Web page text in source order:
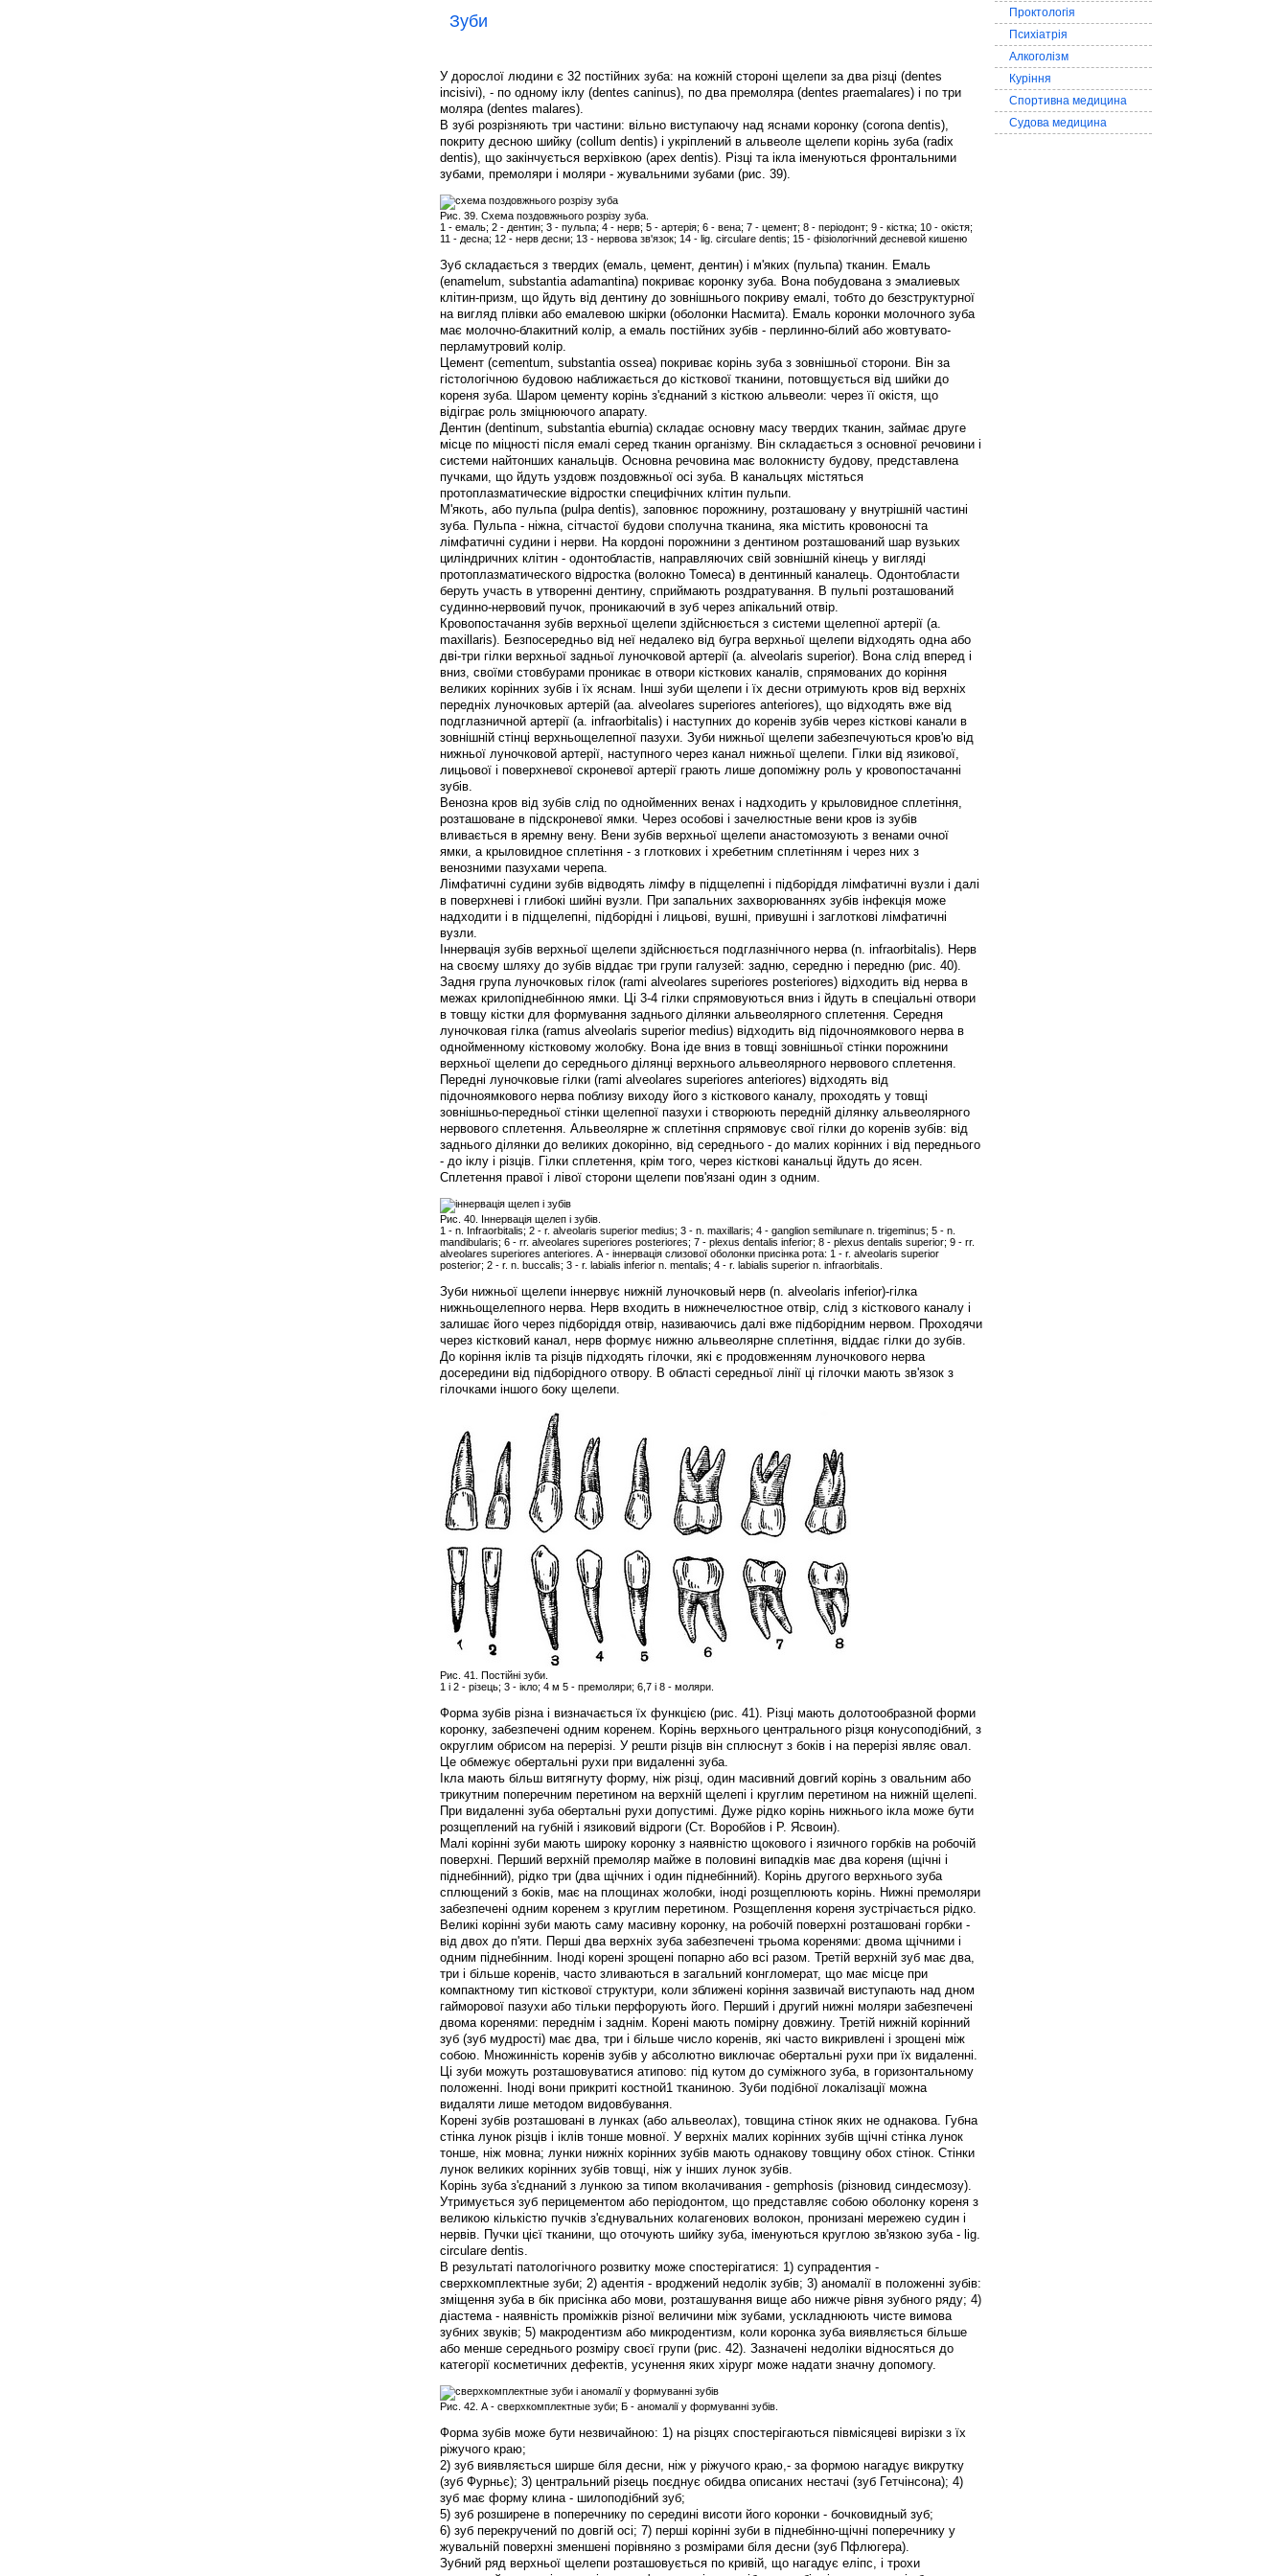
Зуби
У дорослої людини є 32 постійних зуба: на кожній стороні щелепи за два різці (dentes
incisivi), - по одному іклу (dentes caninus), по два премоляра (dentes praemalares) і по три
моляра (dentes malares).
В зубі розрізняють три частини: вільно виступаючу над яснами коронку (corona dentis),
покриту десною шийку (collum dentis) і укріплений в альвеоле щелепи корінь зуба (radix
dentis), що закінчується верхівкою (apex dentis). Різці та ікла іменуються фронтальними
зубами, премоляри і моляри - жувальними зубами (рис. 39).
Рис. 39. Схема поздовжнього розрізу зуба.
1 - емаль; 2 - дентин; 3 - пульпа; 4 - нерв; 5 - артерія; 6 - вена; 7 - цемент; 8 - періодонт; 9 - кістка; 10 - окістя;
11 - десна; 12 - нерв десни; 13 - нервова зв'язок; 14 - lig. circulare dentis; 15 - фізіологічний десневой кишеню
Зуб складається з твердих (емаль, цемент, дентин) і м'яких (пульпа) тканин. Емаль
(enamelum, substantia adamantina) покриває коронку зуба. Вона побудована з эмалиевых
клітин-призм, що йдуть від дентину до зовнішнього покриву емалі, тобто до безструктурної
на вигляд плівки або емалевою шкірки (оболонки Насмита). Емаль коронки молочного зуба
має молочно-блакитний колір, а емаль постійних зубів - перлинно-білий або жовтувато-
перламутровий колір.
Цемент (cementum, substantia ossea) покриває корінь зуба з зовнішньої сторони. Він за
гістологічною будовою наближається до кісткової тканини, потовщується від шийки до
кореня зуба. Шаром цементу корінь з'єднаний з кісткою альвеоли: через її окістя, що
відіграє роль зміцнюючого апарату.
Дентин (dentinum, substantia eburnia) складає основну масу твердих тканин, займає друге
місце по міцності після емалі серед тканин організму. Він складається з основної речовини і
системи найтонших канальців. Основна речовина має волокнисту будову, представлена
пучками, що йдуть уздовж поздовжньої осі зуба. В канальцях містяться
протоплазматические відростки специфічних клітин пульпи.
М'якоть, або пульпа (pulpa dentis), заповнює порожнину, розташовану у внутрішній частині
зуба. Пульпа - ніжна, сітчастої будови сполучна тканина, яка містить кровоносні та
лімфатичні судини і нерви. На кордоні порожнини з дентином розташований шар вузьких
циліндричних клітин - одонтобластів, направляючих свій зовнішній кінець у вигляді
протоплазматического відростка (волокно Томеса) в дентинный каналець. Одонтобласти
беруть участь в утворенні дентину, сприймають роздратування. В пульпі розташований
судинно-нервовий пучок, проникаючий в зуб через апікальний отвір.
Кровопостачання зубів верхньої щелепи здійснюється з системи щелепної артерії (a.
maxillaris). Безпосередньо від неї недалеко від бугра верхньої щелепи відходять одна або
дві-три гілки верхньої задньої луночковой артерії (а. alveolaris superior). Вона слід вперед і
вниз, своїми стовбурами проникає в отвори кісткових каналів, спрямованих до коріння
великих корінних зубів і їх яснам. Інші зуби щелепи і їх десни отримують кров від верхніх
передніх луночковых артерій (аа. alveolares superiores anteriores), що відходять вже від
подглазничной артерії (a. infraorbitalis) і наступних до коренів зубів через кісткові канали в
зовнішній стінці верхньощелепної пазухи. Зуби нижньої щелепи забезпечуються кров'ю від
нижньої луночковой артерії, наступного через канал нижньої щелепи. Гілки від язикової,
лицьової і поверхневої скроневої артерії грають лише допоміжну роль у кровопостачанні
зубів.
Венозна кров від зубів слід по однойменних венах і надходить у крыловидное сплетіння,
розташоване в підскроневої ямки. Через особові і зачелюстные вени кров із зубів
вливається в яремну вену. Вени зубів верхньої щелепи анастомозують з венами очної
ямки, а крыловидное сплетіння - з глоткових і хребетним сплетінням і через них з
венозними пазухами черепа.
Лімфатичні судини зубів відводять лімфу в підщелепні і підборіддя лімфатичні вузли і далі
в поверхневі і глибокі шийні вузли. При запальних захворюваннях зубів інфекція може
надходити і в підщелепні, підборідні і лицьові, вушні, привушні і заглоткові лімфатичні
вузли.
Іннервація зубів верхньої щелепи здійснюється подглазнічного нерва (n. infraorbitalis). Нерв
на своєму шляху до зубів віддає три групи галузей: задню, середню і передню (рис. 40).
Задня група луночковых гілок (rami alveolares superiores posteriores) відходить від нерва в
межах крилопіднебінною ямки. Ці 3-4 гілки спрямовуються вниз і йдуть в спеціальні отвори
в товщу кістки для формування заднього ділянки альвеолярного сплетення. Середня
луночковая гілка (ramus alveolaris superior medius) відходить від підочноямкового нерва в
однойменному кістковому жолобку. Вона іде вниз в товщі зовнішньої стінки порожнини
верхньої щелепи до середнього ділянці верхнього альвеолярного нервового сплетення.
Передні луночковые гілки (rami alveolares superiores anteriores) відходять від
підочноямкового нерва поблизу виходу його з кісткового каналу, проходять у товщі
зовнішньо-передньої стінки щелепної пазухи і створюють передній ділянку альвеолярного
нервового сплетення. Альвеолярне ж сплетіння спрямовує свої гілки до коренів зубів: від
заднього ділянки до великих докорінно, від середнього - до малих корінних і від переднього
- до іклу і різців. Гілки сплетення, крім того, через кісткові канальці йдуть до ясен.
Сплетення правої і лівої сторони щелепи пов'язані один з одним.
Рис. 40. Іннервація щелеп і зубів.
1 - n. Infraorbitalis; 2 - r. alveolaris superior medius; 3 - n. maxillaris; 4 - ganglion semilunare n. trigeminus; 5 - n.
mandibularis; 6 - rr. alveolares superiores posteriores; 7 - plexus dentalis inferior; 8 - plexus dentalis superior; 9 - rr.
alveolares superiores anteriores. А - іннервація слизової оболонки присінка рота: 1 - r. alveolaris superior
posterior; 2 - r. n. buccalis; 3 - r. labialis inferior n. mentalis; 4 - r. labialis superior n. infraorbitalis.
Зуби нижньої щелепи іннервує нижній луночковый нерв (n. alveolaris inferior)-гілка
нижньощелепного нерва. Нерв входить в нижнечелюстное отвір, слід з кісткового каналу і
залишає його через підборіддя отвір, називаючись далі вже підборідним нервом. Проходячи
через кістковий канал, нерв формує нижню альвеолярне сплетіння, віддає гілки до зубів.
До коріння іклів та різців підходять гілочки, які є продовженням луночкового нерва
досередини від підборідного отвору. В області середньої лінії ці гілочки мають зв'язок з
гілочками іншого боку щелепи.
Рис. 41. Постійні зуби.
1 і 2 - різець; 3 - ікло; 4 м 5 - премоляри; 6,7 і 8 - моляри.
Форма зубів різна і визначається їх функцією (рис. 41). Різці мають долотообразной форми
коронку, забезпечені одним коренем. Корінь верхнього центрального різця конусоподібний, з
округлим обрисом на перерізі. У решти різців він сплюснут з боків і на перерізі являє овал.
Це обмежує обертальні рухи при видаленні зуба.
Ікла мають більш витягнуту форму, ніж різці, один масивний довгий корінь з овальним або
трикутним поперечним перетином на верхній щелепі і круглим перетином на нижній щелепі.
При видаленні зуба обертальні рухи допустимі. Дуже рідко корінь нижнього ікла може бути
розщеплений на губній і язиковий відроги (Ст. Воробйов і Р. Ясвоин).
Малі корінні зуби мають широку коронку з наявністю щокового і язичного горбків на робочій
поверхні. Перший верхній премоляр майже в половині випадків має два кореня (щічні і
піднебінний), рідко три (два щічних і один піднебінний). Корінь другого верхнього зуба
сплющений з боків, має на площинах жолобки, іноді розщеплюють корінь. Нижні премоляри
забезпечені одним коренем з круглим перетином. Розщеплення кореня зустрічається рідко.
Великі корінні зуби мають саму масивну коронку, на робочій поверхні розташовані горбки -
від двох до п'яти. Перші два верхніх зуба забезпечені трьома коренями: двома щічними і
одним піднебінним. Іноді корені зрощені попарно або всі разом. Третій верхній зуб має два,
три і більше коренів, часто зливаються в загальний конгломерат, що має місце при
компактному тип кісткової структури, коли зближені коріння зазвичай виступають над дном
гайморової пазухи або тільки перфорують його. Перший і другий нижні моляри забезпечені
двома коренями: переднім і заднім. Корені мають помірну довжину. Третій нижній корінний
зуб (зуб мудрості) має два, три і більше число коренів, які часто викривлені і зрощені між
собою. Множинність коренів зубів у абсолютно виключає обертальні рухи при їх видаленні.
Ці зуби можуть розташовуватися атипово: під кутом до суміжного зуба, в горизонтальному
положенні. Іноді вони прикриті костной1 тканиною. Зуби подібної локалізації можна
видаляти лише методом видовбування.
Корені зубів розташовані в лунках (або альвеолах), товщина стінок яких не однакова. Губна
стінка лунок різців і іклів тонше мовної. У верхніх малих корінних зубів щічні стінка лунок
тонше, ніж мовна; лунки нижніх корінних зубів мають однакову товщину обох стінок. Стінки
лунок великих корінних зубів товщі, ніж у інших лунок зубів.
Корінь зуба з'єднаний з лункою за типом вколачивания - gemphosis (різновид синдесмозу).
Утримується зуб перицементом або періодонтом, що представляє собою оболонку кореня з
великою кількістю пучків з'єднувальних колагенових волокон, пронизані мережею судин і
нервів. Пучки цієї тканини, що оточують шийку зуба, іменуються круглою зв'язкою зуба - lig.
circulare dentis.
В результаті патологічного розвитку може спостерігатися: 1) супрадентия -
сверхкомплектные зуби; 2) адентія - вроджений недолік зубів; 3) аномалії в положенні зубів:
зміщення зуба в бік присінка або мови, розташування вище або нижче рівня зубного ряду; 4)
діастема - наявність проміжків різної величини між зубами, ускладнюють чисте вимова
зубних звуків; 5) макродентизм або микродентизм, коли коронка зуба виявляється більше
або менше середнього розміру своєї групи (рис. 42). Зазначені недоліки відносяться до
категорії косметичних дефектів, усунення яких хірург може надати значну допомогу.
Рис. 42. А - сверхкомплектные зуби; Б - аномалії у формуванні зубів.
Форма зубів може бути незвичайною: 1) на різцях спостерігаються півмісяцеві вирізки з їх
ріжучого краю;
2) зуб виявляється ширше біля десни, ніж у ріжучого краю,- за формою нагадує викрутку
(зуб Фурньє); 3) центральний різець поєднує обидва описаних нестачі (зуб Гетчінсона); 4)
зуб має форму клина - шилоподібний зуб;
5) зуб розширене в поперечнику по середині висоти його коронки - бочковидный зуб;
6) зуб перекручений по довгій осі; 7) перші корінні зуби в піднебінно-щічні поперечнику у
жувальній поверхні зменшені порівняно з розмірами біля десни (зуб Пфлюгера).
Зубний ряд верхньої щелепи розташовується по кривій, що нагадує еліпс, і трохи
Проктологія
Психіатрія
Алкоголізм
Куріння
Спортивна медицина
Судова медицина